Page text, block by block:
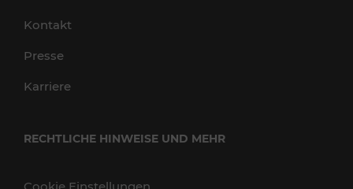
Kontakt
Presse
Karriere
RECHTLICHE HINWEISE UND MEHR